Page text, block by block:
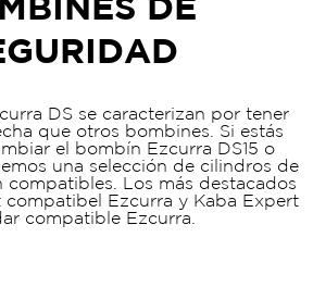
DS se caracterizan por tener
que otros bombines. Si estás
el bombín Ezcurra DS15 o
una selección de cilindros de
compatibles. Los más destacados
compatibel Ezcurra y Kaba Expert
compatible Ezcurra.